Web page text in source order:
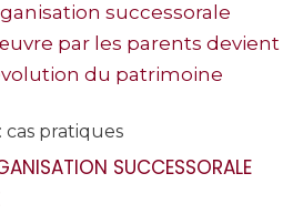
cas pratiques
SUCCESSORALE